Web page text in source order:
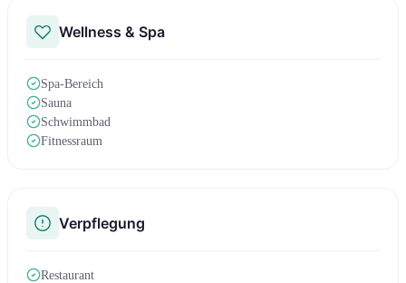
Wellness & Spa
Spa-Bereich
Sauna
Schwimmbad
Fitnessraum
Verpflegung
Restaurant